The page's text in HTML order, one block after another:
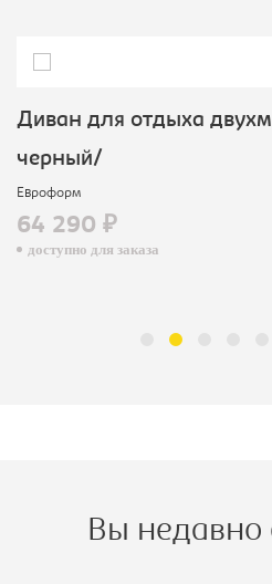
Диван для отдыха
черный/
Евроформ
64 290 ₽
доступно для заказа
Вы недавно